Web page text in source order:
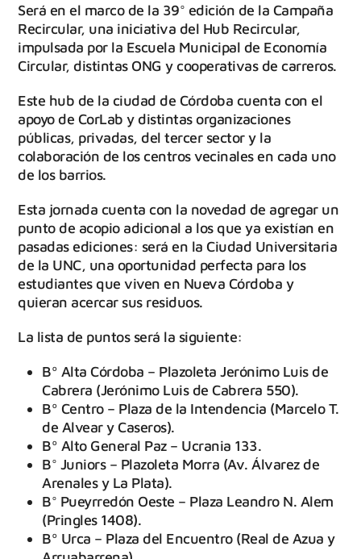
Será en el marco de la 39° edición de la Campaña
Recircular, una iniciativa del Hub Recircular,
impulsada por la Escuela Municipal de Economía
Circular, distintas ONG y cooperativas de carreros.
Este hub de la ciudad de Córdoba cuenta con el
apoyo de CorLab y distintas organizaciones
públicas, privadas, del tercer sector y la
colaboración de los centros vecinales en cada uno
de los barrios.
Esta jornada cuenta con la novedad de agregar un
punto de acopio adicional a los que ya existían en
pasadas ediciones: será en la Ciudad Universitaria
de la UNC, una oportunidad perfecta para los
estudiantes que viven en Nueva Córdoba y
quieran acercar sus residuos.
La lista de puntos será la siguiente:
Bº Alta Córdoba – Plazoleta Jerónimo Luis de
Cabrera (Jerónimo Luis de Cabrera 550).
Bº Centro – Plaza de la Intendencia (Marcelo T.
de Alvear y Caseros).
Bº Alto General Paz – Ucrania 133.
B° Juniors – Plazoleta Morra (Av. Álvarez de
Arenales y La Plata).
B° Pueyrredón Oeste – Plaza Leandro N. Alem
(Pringles 1408).
Bº Urca – Plaza del Encuentro (Real de Azua y